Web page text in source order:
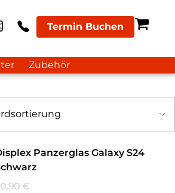
Termin Buchen
Zubehör
Panzerglas Galaxy S24
€